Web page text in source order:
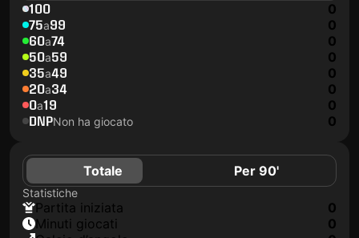
100 0
75a99 0
60a74 0
50a59 0
35a49 0
20a34 0
0a19 0
DNPNon ha giocato 0
Totale Per 90'
Statistiche
Partita iniziata
0
Minuti giocati
0